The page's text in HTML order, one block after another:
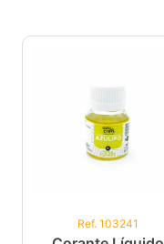
Ref. 103241